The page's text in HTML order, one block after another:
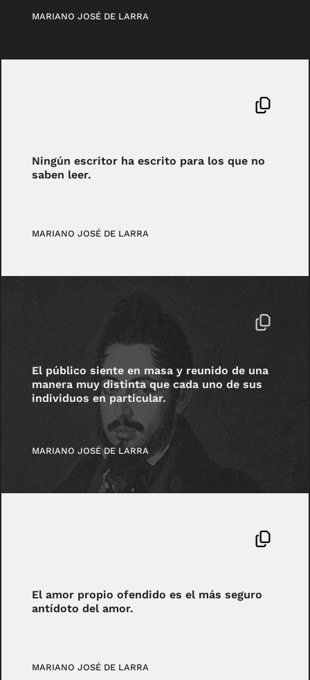
MARIANO JOSÉ DE LARRA
Ningún escritor ha escrito para los que no
saben leer.
MARIANO JOSÉ DE LARRA
El público siente en masa y reunido de una
manera muy distinta que cada uno de sus
individuos en particular.
MARIANO JOSÉ DE LARRA
El amor propio ofendido es el más seguro
antídoto del amor.
MARIANO JOSÉ DE LARRA